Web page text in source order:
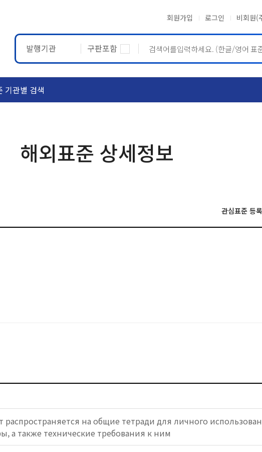
회원가입 로그인 비회원(
발행기관 구판포함
기관별 검색
해외표준 상세정보
관심표준 등
распространяется на общие тетради для личного
а также технические требования к ним